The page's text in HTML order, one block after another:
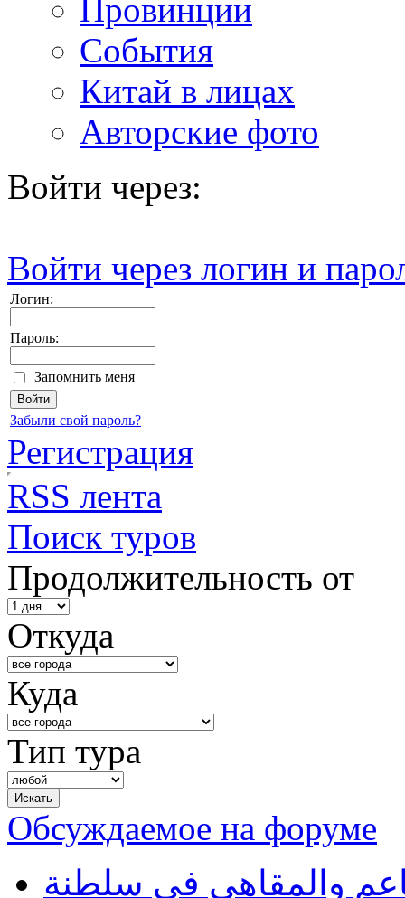
Провинции
События
Китай в лицах
Авторские фото
Войти через:
Войти через логин и
Логин:
Пароль:
Запомнить меня
Забыли свой пароль?
Регистрация
RSS лента
Поиск туров
Продолжительность от
Откуда
Куда
Тип тура
Обсуждаемое на форуме
والمقاهي في سلطنة